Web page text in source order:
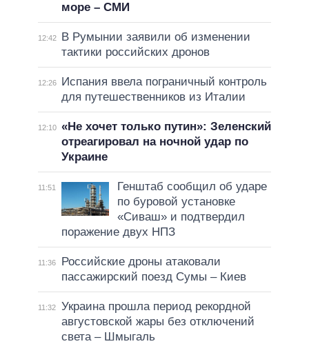
море – СМИ
12:42
В Румынии заявили об изменении
тактики российских дронов
12:26
Испания ввела пограничный контроль
для путешественников из Италии
12:10 «Не хочет только путин»: Зеленский
отреагировал на ночной удар по
Украине
11:51
Генштаб сообщил об ударе
по буровой установке
«Сиваш» и подтвердил
поражение двух НПЗ
11:36
Российские дроны атаковали
пассажирский поезд Сумы – Киев
11:32
Украина прошла период рекордной
августовской жары без отключений
света – Шмыгаль